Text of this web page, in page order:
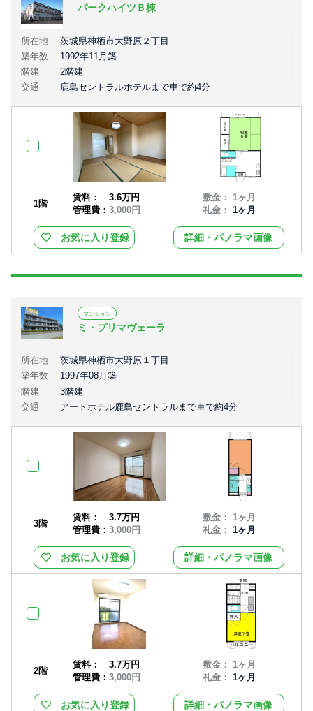
パークハイツＢ棟
所在地
茨城県神栖市大野原２丁目
築年数
1992年11月築
階建
2階建
交通
鹿島セントラルホテルまで車で約4分
1階
賃料：
3.6万円
管理費： 3,000円
敷金： 1ヶ月
礼金：1ヶ月
お気に入り登録 詳細・パノラマ画像
マンション
ミ・プリマヴェーラ
所在地
茨城県神栖市大野原１丁目
築年数
1997年08月築
階建
3階建
交通
アートホテル鹿島セントラルまで車で約4分
3階
賃料：
3.7万円
管理費： 3,000円
敷金： 1ヶ月
礼金：1ヶ月
お気に入り登録 詳細・パノラマ画像
2階
賃料：
3.7万円
管理費： 3,000円
敷金： 1ヶ月
礼金：1ヶ月
お気に入り登録 詳細・パノラマ画像